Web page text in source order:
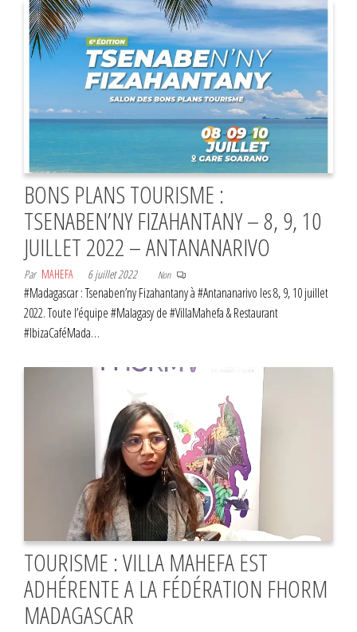
BONS PLANS TOURISME :
TSENABEN’NY FIZAHANTANY – 8, 9, 10
JUILLET 2022 – ANTANANARIVO
Par MAHEFA 6 juillet 2022 Non
#Madagascar : Tsenaben’ny Fizahantany à #Antananarivo les 8, 9, 10 juillet
2022. Toute l’équipe #Malagasy de #VillaMahefa & Restaurant
#IbizaCaféMada…
TOURISME : VILLA MAHEFA EST
ADHÉRENTE A LA FÉDÉRATION FHORM
MADAGASCAR